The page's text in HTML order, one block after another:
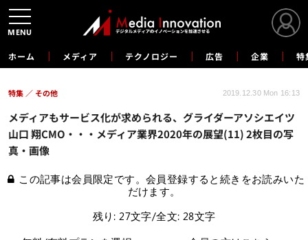
ホーム メディア テクノロジー 広告 企業 特
メディアもサービス化が求められる、グライダーアソシエイツ
山口 翔CMO・・・メディア業界2020年の展望(11) 2枚目の写
真・画像
特集 その他 2019.12.30 Mon 16:13
この記事は会員限定です。会員登録すると続きをお読みいた
だけます。
残り: 27文字/全文: 28文字
MENU